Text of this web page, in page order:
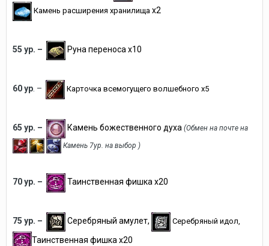
Камень расширения хранилища х2
55 ур. – Руна переноса х10
60 ур. – Карточка всемогущего волшебного х5
65 ур. – Камень божественного духа (Обмен на почте на
Камень 7ур. на выбор )
70 ур. – Таинственная фишка х20
75 ур. – Серебряный амулет, Серебряный идол,
Таинственная фишка х20